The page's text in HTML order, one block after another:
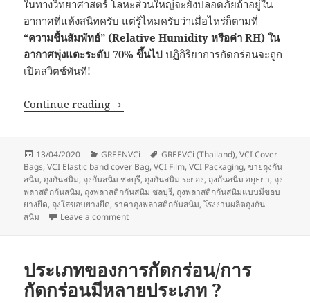
ในทางวิทยาศาสตร์ โลหะส่วนใหญ่จะยังปลอดภัยถ้าอยู่ใน
อากาศที่แห้งสนิทครับ แต่รู้ไหมครับว่าเมื่อไหร่ก็ตามที่
“ความชื้นสัมพัทธ์” (Relative Humidity หรือค่า RH) ใน
อากาศพุ่งแตะระดับ 70% ขึ้นไป ปฏิกิริยาการกัดกร่อนจะถูก
เปิดสวิตช์ทันที!
Continue reading การกัดกร่อนมีสาเหตุมาจากอะไร ? จุดที่พบ
Posted
on
13/04/2020 Categories
GREENVCi Tags
GREEVCi (Thailand),VCI Cover
Bags,VCI Elastic band cover Bag,VCI Film,VCI Packaging,ขายถุงกัน
สนิม, ถุงกันสนิม, ถุงกันสนิม ชลบุรี, ถุงกันสนิม ระยอง, ถุงกันสนิม อยุธยา, ถุง
พลาสติกกันสนิม, ถุงพลาสติกกันสนิม ชลบุรี, ถุงพลาสติกกันสนิมแบบมีขอบ
ยางยึด, ถุงใส่ขอบยางยึด, ราคาถุงพลาสติกกันสนิม,โรงงานผลิตถุงกัน
สนิม
Leave a commenton การกัดกร่อนมีสาเหตุมาจากอะไร ? จุดที่พบบ่อย ?
ประเภทของการกัดกร่อน/การ
กัดกร่อนมีหลายประเภท ?